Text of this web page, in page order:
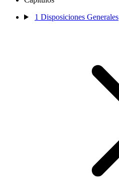
1 Disposiciones Generales